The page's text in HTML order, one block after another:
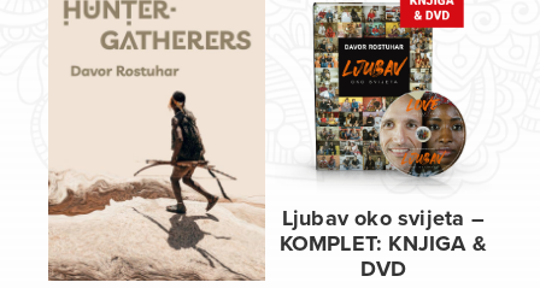
Ljubav oko svijeta –
KOMPLET: KNJIGA &
DVD